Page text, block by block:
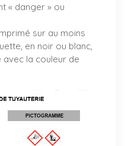
« danger » ou
sur au moins
en noir ou blanc,
la couleur de